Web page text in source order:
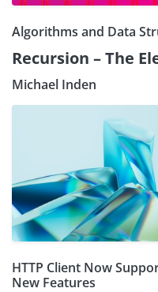
Algorithms and Data
Recursion – The
Michael Inden
HTTP Client Now
New Features